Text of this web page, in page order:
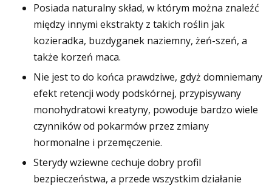
Posiada naturalny skład, w którym można znaleźć
między innymi ekstrakty z takich roślin jak
kozieradka, buzdyganek naziemny, żeń-szeń, a
także korzeń maca.
Nie jest to do końca prawdziwe, gdyż domniemany
efekt retencji wody podskórnej, przypisywany
monohydratowi kreatyny, powoduje bardzo wiele
czynników od pokarmów przez zmiany
hormonalne i przemęczenie.
Sterydy wziewne cechuje dobry profil
bezpieczeństwa, a przede wszystkim działanie